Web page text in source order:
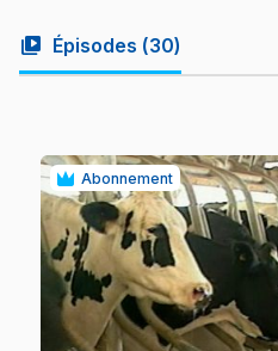
video_library Épisodes (30)
Abonnement